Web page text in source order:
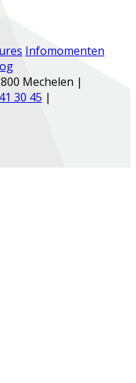
Infomomenten
Mechelen |
30 45 |